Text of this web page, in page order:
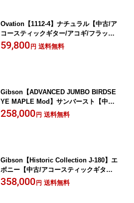
Ovation【1112-4】ナチュラル【中古/ア
コースティックギター/アコギ/フラット
トップ/オベーション】岡山店
59,800 円 送料無料
Gibson【ADVANCED JUMBO BIRDSE
YE MAPLE Mod】サンバースト【中古/
エレクトリック・アコースティックギタ
ー/エレアコ/ギブソン】岡山店
258,000 円 送料無料
Gibson【Historic Collection J-180】エ
ボニー【中古/アコースティックギター/
アコギ/ギブソン】岡山店
358,000 円 送料無料